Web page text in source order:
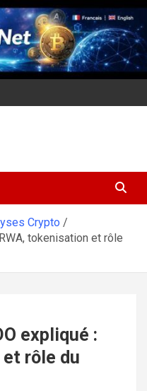
Crypto
tokenisation et rôle
expliqué :
et rôle du